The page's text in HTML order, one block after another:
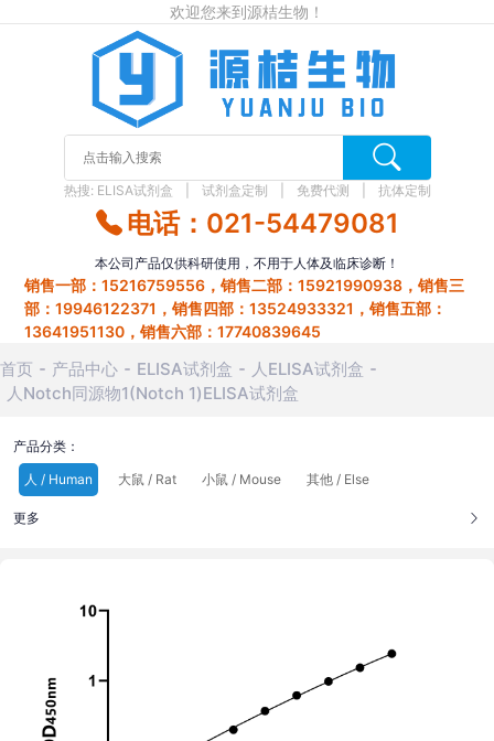
欢迎您来到源桔生物！
热搜: ELISA试剂盒 试剂盒定制 免费代测 抗体定制
电话：021-54479081
本公司产品仅供科研使用，不用于人体及临床诊断！
销售一部：15216759556，销售二部：15921990938，销售三
部：19946122371，销售四部：13524933321，销售五部：
13641951130，销售六部：17740839645
首页 产品中心 ELISA试剂盒
人ELISA试剂盒
人Notch同源物1(Notch 1)ELISA试剂盒
产品分类：
人 / Human
大鼠 / Rat 小鼠 / Mouse 其他 / Else
更多